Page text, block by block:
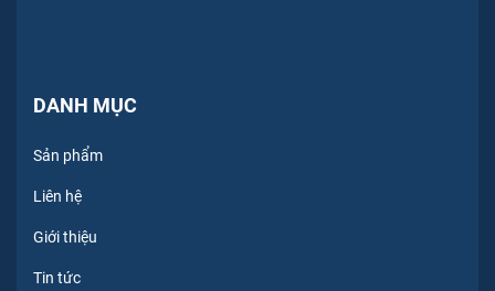
DANH MỤC
Sản phẩm
Liên hệ
Giới thiệu
Tin tức